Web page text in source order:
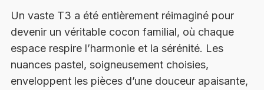
Un vaste T3 a été entièrement réimaginé pour
devenir un véritable cocon familial, où chaque
espace respire l’harmonie et la sérénité. Les
nuances pastel, soigneusement choisies,
enveloppent les pièces d’une douceur apaisante,